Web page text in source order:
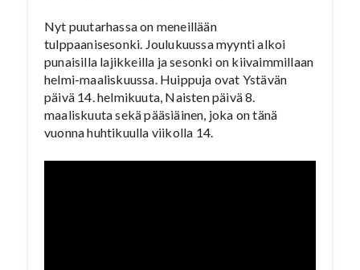
Nyt puutarhassa on meneillään
tulppaanisesonki. Joulukuussa myynti alkoi
punaisilla lajikkeilla ja sesonki on kiivaimmillaan
helmi-maaliskuussa. Huippuja ovat Ystävän
päivä 14. helmikuuta, Naisten päivä 8.
maaliskuuta sekä pääsiäinen, joka on tänä
vuonna huhtikuulla viikolla 14.